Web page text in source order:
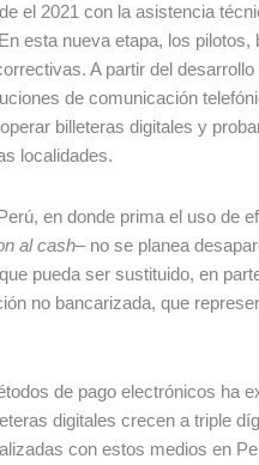
el 2021 con la asistencia
esta nueva etapa, los
A partir del
de comunicación
billeteras digitales y
localidades.
en donde prima el uso de
al cash–no se planea
pueda ser sustituido, en
no bancarizada, que
de pago electrónicos ha
digitales crecen a triple
con estos medios en